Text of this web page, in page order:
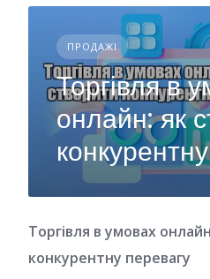
ПРОДАЖІ
Торгівля в
онлайн: як
Торгівля в умовах
конкурентну перевагу